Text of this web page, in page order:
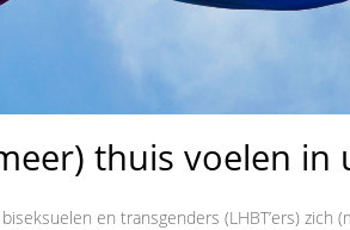
thuis voelen
en transgenders (LHBT’ers) zich